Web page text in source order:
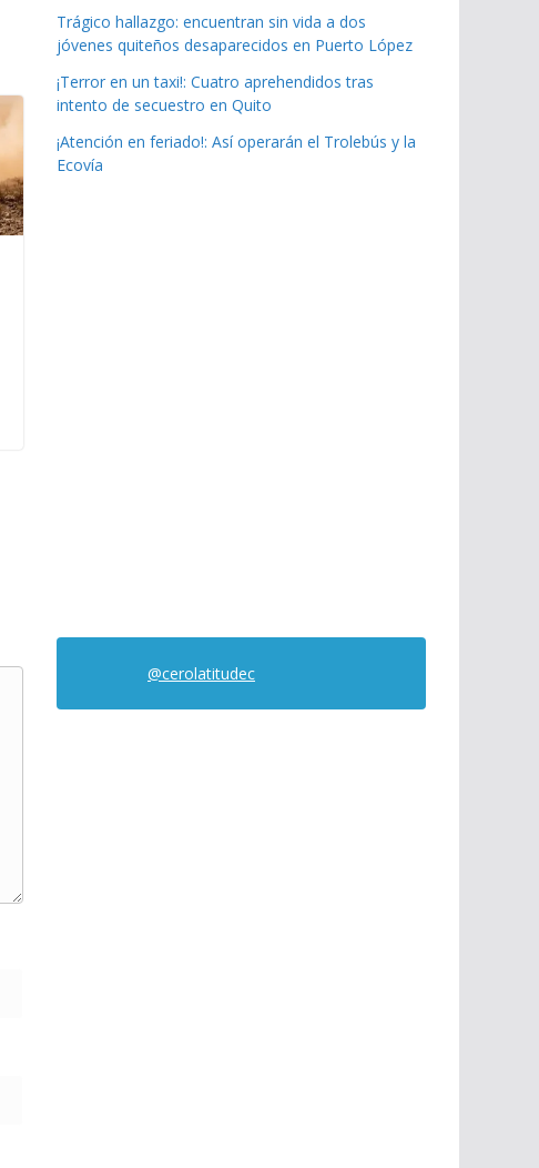
Trágico hallazgo: encuentran sin vida a dos
jóvenes quiteños desaparecidos en Puerto López
¡Terror en un taxi!: Cuatro aprehendidos tras
intento de secuestro en Quito
¡Atención en feriado!: Así operarán el Trolebús y la
Ecovía
@cerolatitudec